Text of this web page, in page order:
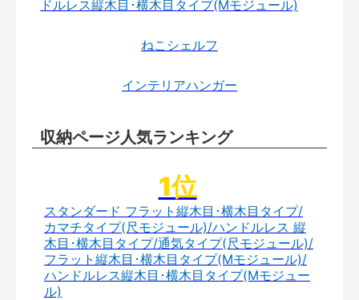
ドルレス縦木目･横木目タイプ(Mモジュール)
ねこシェルフ
インテリアハンガー
収納ページ人気ランキング
スタンダード フラット縦木目･横木目タイプ/
カマチタイプ(尺モジュール)/ハンドルレス 縦
木目･横木目タイプ/通気タイプ(尺モジュール)/
フラット縦木目･横木目タイプ(Mモジュール)/
ハンドルレス縦木目･横木目タイプ(Mモジュー
ル)